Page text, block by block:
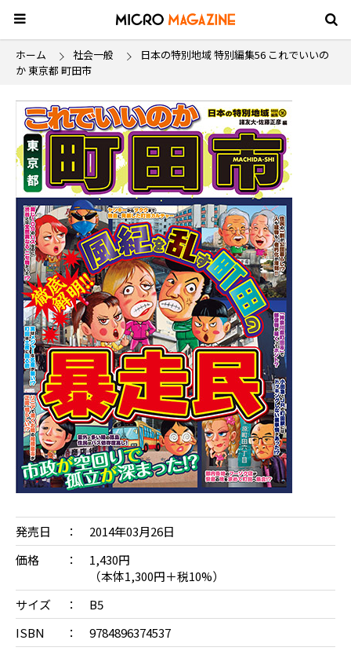
ホーム 社会一般
日本の特別地域 特別編集56 これでいいの
か 東京都 町田市
発売日
2014年03月26日
価格
1,430円
（本体1,300円＋税10%）
サイズ
B5
ISBN
9784896374537